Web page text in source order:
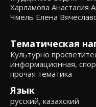
Харламова Анастасия
Чмель Елена
Тематическая
Культурно
информационная,
прочая тематика
Язык
русский, казахский